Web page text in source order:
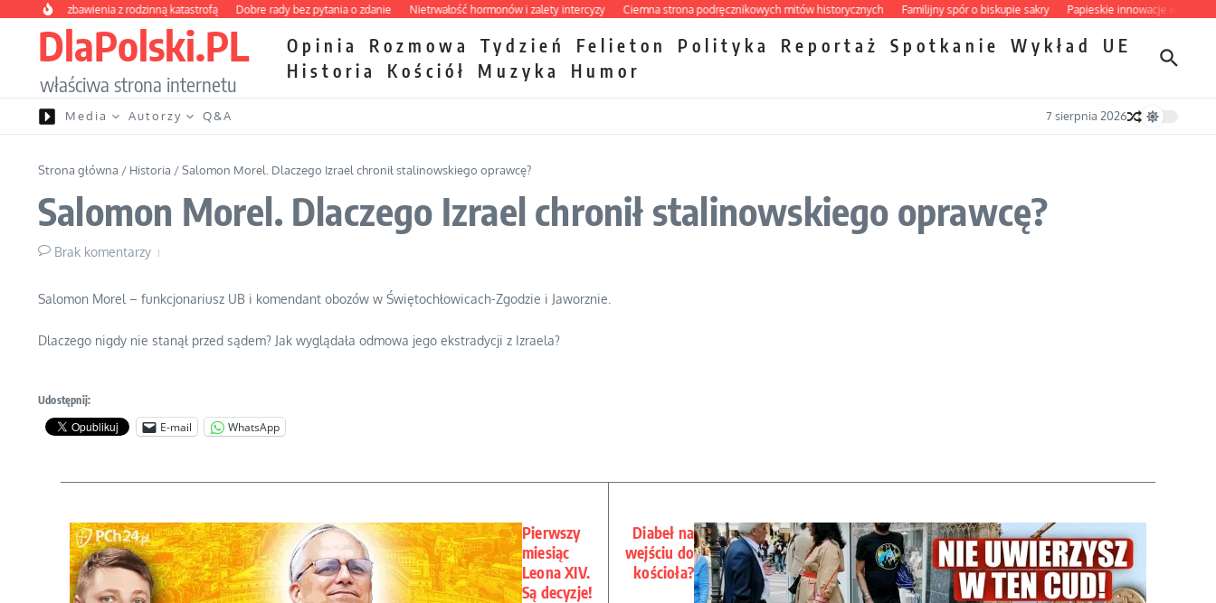
Przejdź do treści
kurs zbawienia z rodzinną katastrofą Dobre rady bez pytania o zdanie Nietrwałość hormonów i zalety intercyzy Ciemna strona podręcznikowych mitów historycznych Familijny spór o biskupie sakry Papieskie innowacje w tradycyjnym
DlaPolski.PL
właściwa strona internetu
Opinia Rozmowa Tydzień Felieton Polityka Reportaż Spotkanie Wykład
UE
Historia
Kościół Muzyka Humor
Media Autorzy Q&A 7 sierpnia 2026
Strona główna / Historia /Salomon Morel. Dlaczego Izrael chronił stalinowskiego oprawcę?
Salomon Morel. Dlaczego Izrael chronił stalinowskiego oprawcę?
Brak komentarzy
Salomon Morel – funkcjonariusz UB i komendant obozów w Świętochłowicach-Zgodzie i Jaworznie.
Dlaczego nigdy nie stanął przed sądem? Jak wyglądała odmowa jego ekstradycji z Izraela?
Udostępnij:
E-mail WhatsApp
Pierwszy
miesiąc
Leona XIV.
Są decyzje!
Diabeł na
wejściu do
kościoła?